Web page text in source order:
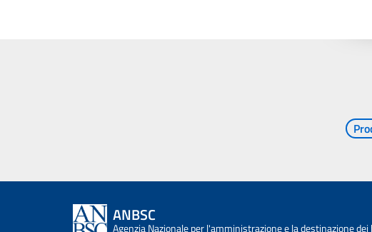
ANBSC
Agenzia Nazionale per l'amministrazione e la destinazione